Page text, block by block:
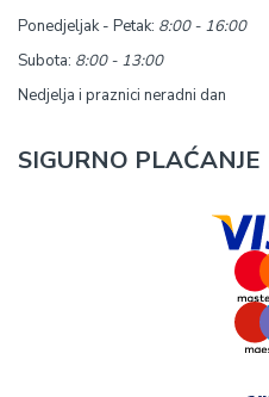
Ponedjeljak - Petak: 8:00 - 16:00
Subota: 8:00 - 13:00
Nedjelja i praznici neradni dan
SIGURNO PLAĆANJE